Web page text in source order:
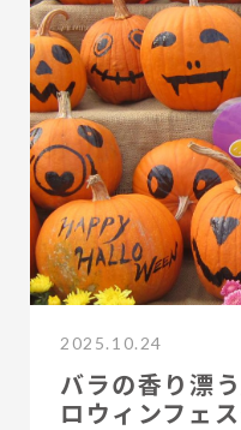
2025.10.24
バラの香り漂
ロウィンフェス